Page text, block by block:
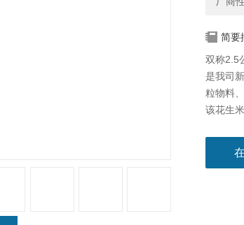
简要
双称2.5
是我司
粒物料
该花生